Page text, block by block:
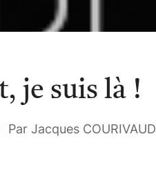
je suis là !
Par Jacques COURIVAUD